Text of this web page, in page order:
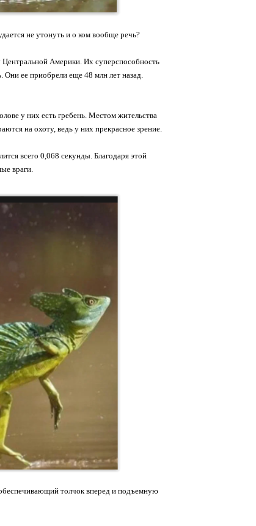
не утонуть и о ком вообще речь?
Америки. Их суперспособность
Они ее приобрели еще 48 млн лет назад.
у них есть гребень. Местом жительства
на охоту, ведь у них прекрасное зрение.
всего 0,068 секунды. Благодаря этой
враги.
толчок вперед и подъемную